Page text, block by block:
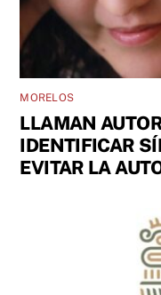
MORELOS
LLAMAN
IDENTIFICAR
EVITAR LA